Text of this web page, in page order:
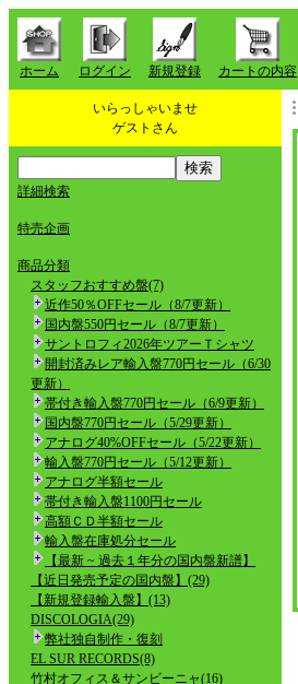
ホーム ログイン 新規登録 カートの内容
いらっしゃいませ
ゲストさん
詳細検索
特売企画
商品分類
スタッフおすすめ盤(7)
近作50％OFFセール（8/7更新）
国内盤550円セール（8/7更新）
サントロフィ2026年ツアーＴシャツ
開封済みレア輸入盤770円セール（6/30
更新）
帯付き輸入盤770円セール（6/9更新）
国内盤770円セール（5/29更新）
アナログ40%OFFセール（5/22更新）
輸入盤770円セール（5/12更新）
アナログ半額セール
帯付き輸入盤1100円セール
高額ＣＤ半額セール
輸入盤在庫処分セール
【最新 ~ 過去１年分の国内盤新譜】
【近日発売予定の国内盤】(29)
【新規登録輸入盤】(13)
DISCOLOGIA(29)
弊社独自制作・復刻
EL SUR RECORDS(8)
竹村オフィス＆サンビーニャ(16)